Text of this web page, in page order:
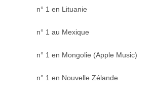
n° 1 en Lituanie
n° 1 au Mexique
n° 1 en Mongolie (Apple Music)
n° 1 en Nouvelle Zélande